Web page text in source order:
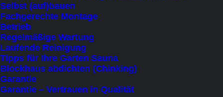
Selbst (auf)bauen
Fachgerechte Montage
Betrieb
Regelmäßige Wartung
Laufende Reinigung
Tipps für Ihre Garten Sauna
Blockhaus abdichten (Chinking)
Garantie
Garantie – Vertrauen in Qualität
m
Durchmesser)
Menge
Schönheit mit langlebiger Qualität. In
verschiedenen Ausstattungsvarianten
erhältlich.
Beste Beratung mit der Erfahrung aus vielen
Projekten